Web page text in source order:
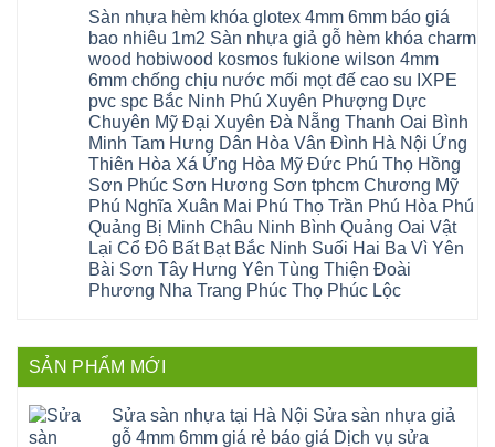
Nam
Định
Sóc
Sơn
Ninh
Bình
Thái
Bình
Vĩnh
Phúc
Tây
Hồ
Thanh
Hóa
Đống
Đa
Nghệ
An
đà
nẵng
thanh
xuân
cầu
giấy
hoành
bồ
long
ninh
giang
hoàng
mai
quảng
ninh
tây
hồ
sơn
tây
thất
mê
nhựa
composite
Phúc
Thọ
Phúc
Lộc
Hát
Môn
Sài
Gòn
Thạch
Thất
Hạ
Bằng
Tây
Phương
tphcm
Hòa
Lạc
Yên
Xuân
Đạo
Đà
Nẵng
nghiệp
tại
Nội
Sửa
nhựa
giả
gỗ
Sửa
mặt
bậc
cầu
thang
nhựa
sửa
cửa
nhựa
composite
Thanh
Nam
Phù
Thanh
bình
luận
ở
Sửa
sàn
gỗ
bị
hở
tại
Hà
Nội
sàn
gỗ
công
nghiệp
hở
Sửa
sàn
Sửa
mặt
bậc
cầu
nhựa
Sàn nhựa hèm khóa glotex 4mm 6mm báo giá
bao nhiêu 1m2 Sàn nhựa giả gỗ hèm khóa charm
wood hobiwood kosmos fukione wilson 4mm
6mm chống chịu nước mối mọt đế cao su IXPE
pvc spc Bắc Ninh Phú Xuyên Phượng Dực
Chuyên Mỹ Đại Xuyên Đà Nẵng Thanh Oai Bình
Minh Tam Hưng Dân Hòa Vân Đình Hà Nội Ứng
Thiên Hòa Xá Ứng Hòa Mỹ Đức Phú Thọ Hồng
Sơn Phúc Sơn Hương Sơn tphcm Chương Mỹ
Phú Nghĩa Xuân Mai Phú Thọ Trần Phú Hòa Phú
Quảng Bị Minh Châu Ninh Bình Quảng Oai Vật
Lại Cổ Đô Bất Bạt Bắc Ninh Suối Hai Ba Vì Yên
Bài Sơn Tây Hưng Yên Tùng Thiện Đoài
Phương Nha Trang Phúc Thọ Phúc Lộc
luận
ở
glotex
SẢN PHẨM MỚI
Sửa sàn nhựa tại Hà Nội Sửa sàn nhựa giả
gỗ 4mm 6mm giá rẻ báo giá Dịch vụ sửa